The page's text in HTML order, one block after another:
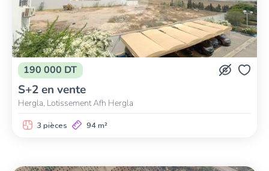
190 000 DT
S+2 en vente
Hergla, Lotissement Afh Hergla
3 pièces 94 m²